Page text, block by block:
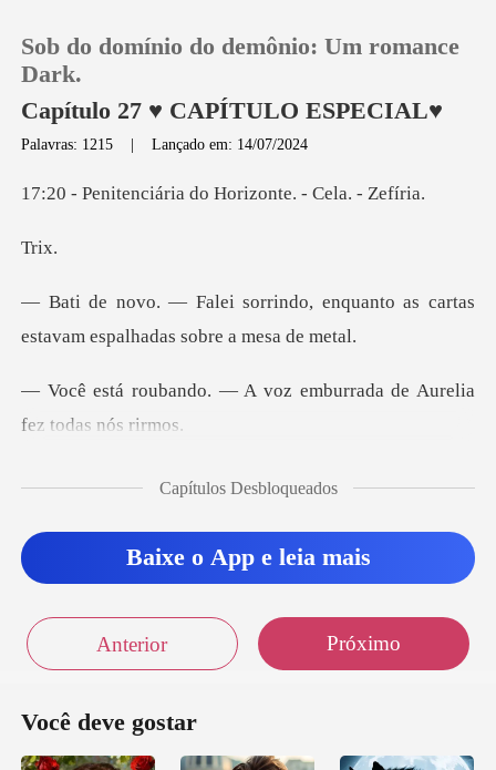
Histórico
Baixar App
Sob do domínio do demônio: Um romance
Dark.
Capítulo 27 ♥ CAPÍTULO ESPECIAL♥
Palavras: 1215 |Lançado em: 14/07/2024
ria do Horizonte.
r
o, enquanto as cartas
estavam e
A voz emburrada de Aurel
Capítulos Desbloqueados
Baixe o App e leia mais
Anterior Próximo
Você deve gostar